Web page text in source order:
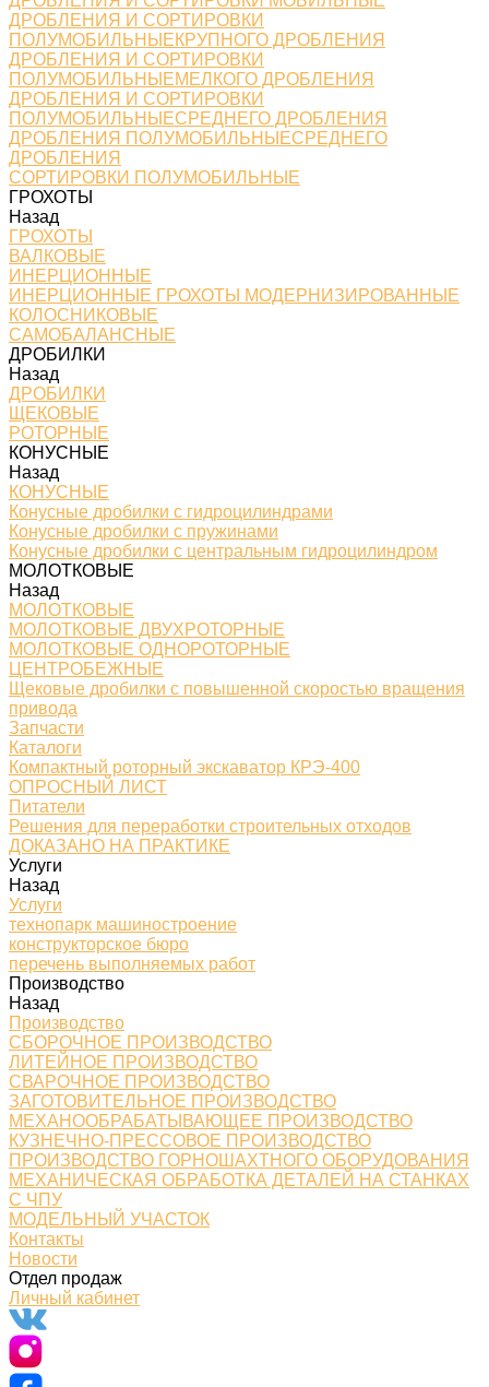
ДРОБЛЕНИЯ И СОРТИРОВКИ
ПОЛУМОБИЛЬНЫЕКРУПНОГО ДРОБЛЕНИЯ
ДРОБЛЕНИЯ И СОРТИРОВКИ
ПОЛУМОБИЛЬНЫЕМЕЛКОГО ДРОБЛЕНИЯ
ДРОБЛЕНИЯ И СОРТИРОВКИ
ПОЛУМОБИЛЬНЫЕСРЕДНЕГО ДРОБЛЕНИЯ
ДРОБЛЕНИЯ ПОЛУМОБИЛЬНЫЕСРЕДНЕГО
ДРОБЛЕНИЯ
СОРТИРОВКИ ПОЛУМОБИЛЬНЫЕ
ГРОХОТЫ
Назад
ГРОХОТЫ
ВАЛКОВЫЕ
ИНЕРЦИОННЫЕ
ИНЕРЦИОННЫЕ ГРОХОТЫ МОДЕРНИЗИРОВАННЫЕ
КОЛОСНИКОВЫЕ
САМОБАЛАНСНЫЕ
ДРОБИЛКИ
Назад
ДРОБИЛКИ
ЩЕКОВЫЕ
РОТОРНЫЕ
КОНУСНЫЕ
Назад
КОНУСНЫЕ
Конусные дробилки с гидроцилиндрами
Конусные дробилки с пружинами
Конусные дробилки с центральным гидроцилиндром
МОЛОТКОВЫЕ
Назад
МОЛОТКОВЫЕ
МОЛОТКОВЫЕ ДВУХРОТОРНЫЕ
МОЛОТКОВЫЕ ОДНОРОТОРНЫЕ
ЦЕНТРОБЕЖНЫЕ
Щековые дробилки с повышенной скоростью вращения
привода
Запчасти
Каталоги
Компактный роторный экскаватор КРЭ-400
ОПРОСНЫЙ ЛИСТ
Питатели
Решения для переработки строительных отходов
ДОКАЗАНО НА ПРАКТИКЕ
Услуги
Назад
Услуги
технопарк машиностроение
конструкторское бюро
перечень выполняемых работ
Производство
Назад
Производство
СБОРОЧНОЕ ПРОИЗВОДСТВО
ЛИТЕЙНОЕ ПРОИЗВОДСТВО
СВАРОЧНОЕ ПРОИЗВОДСТВО
ЗАГОТОВИТЕЛЬНОЕ ПРОИЗВОДСТВО
МЕХАНООБРАБАТЫВАЮЩЕЕ ПРОИЗВОДСТВО
КУЗНЕЧНО-ПРЕССОВОЕ ПРОИЗВОДСТВО
ПРОИЗВОДСТВО ГОРНОШАХТНОГО ОБОРУДОВАНИЯ
МЕХАНИЧЕСКАЯ ОБРАБОТКА ДЕТАЛЕЙ НА СТАНКАХ
С ЧПУ
МОДЕЛЬНЫЙ УЧАСТОК
Контакты
Новости
Отдел продаж
Личный кабинет